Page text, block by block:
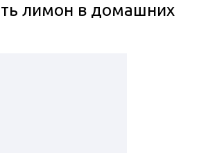
лимон в домашних